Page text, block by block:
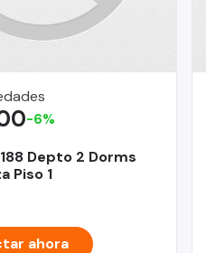
Depto 2 Dorms
Piso 1
-6%
ahora